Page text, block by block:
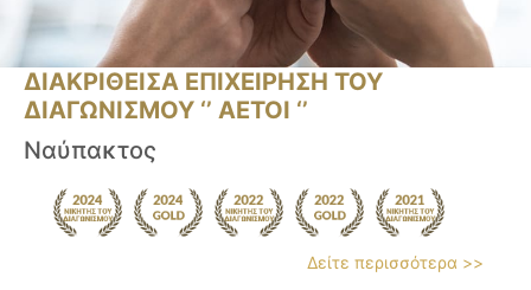
ΔΙΑΚΡΙΘΕΙΣΑ ΕΠΙΧΕΙΡΗΣΗ ΤΟΥ
ΔΙΑΓΩΝΙΣΜΟΥ ‘’ ΑΕΤΟΙ ‘’
Ναύπακτος
Δείτε περισσότερα >>